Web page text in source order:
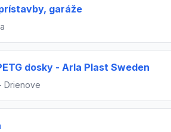
garáže
dosky - Arla Plast Sweden
Drienove